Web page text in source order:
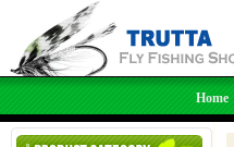
Home